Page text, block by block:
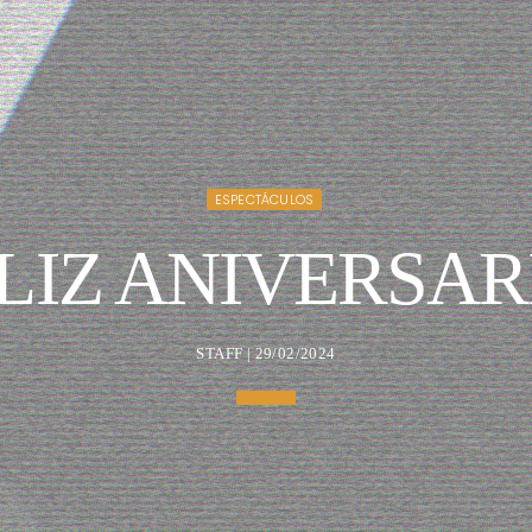
ESPECTÁCULOS
STAFF | 29/02/2024